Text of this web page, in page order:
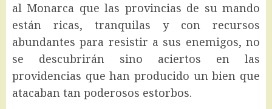
al Monarca que las provincias de su mando
están ricas, tranquilas y con recursos
abundantes para resistir a sus enemigos, no
se descubrirán sino aciertos en las
providencias que han producido un bien que
atacaban tan poderosos estorbos.